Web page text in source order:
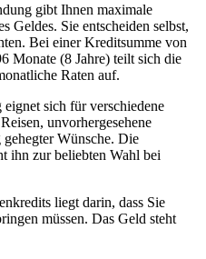
gibt Ihnen maximale
Geldes. Sie entscheiden selbst,
Bei einer Kreditsumme von
Monate (8 Jahre) teilt sich die
Raten auf.
sich für verschiedene
unvorhergesehene
Wünsche. Die
ihn zur beliebten Wahl bei
liegt darin, dass Sie
müssen. Das Geld steht